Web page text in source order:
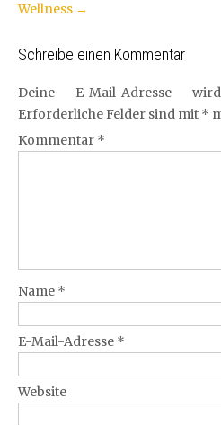
Wellness →
Schreibe einen Kommentar
Deine E-Mail-Adresse
Erforderliche Felder sind mit *
Kommentar *
Name *
E-Mail-Adresse *
Website